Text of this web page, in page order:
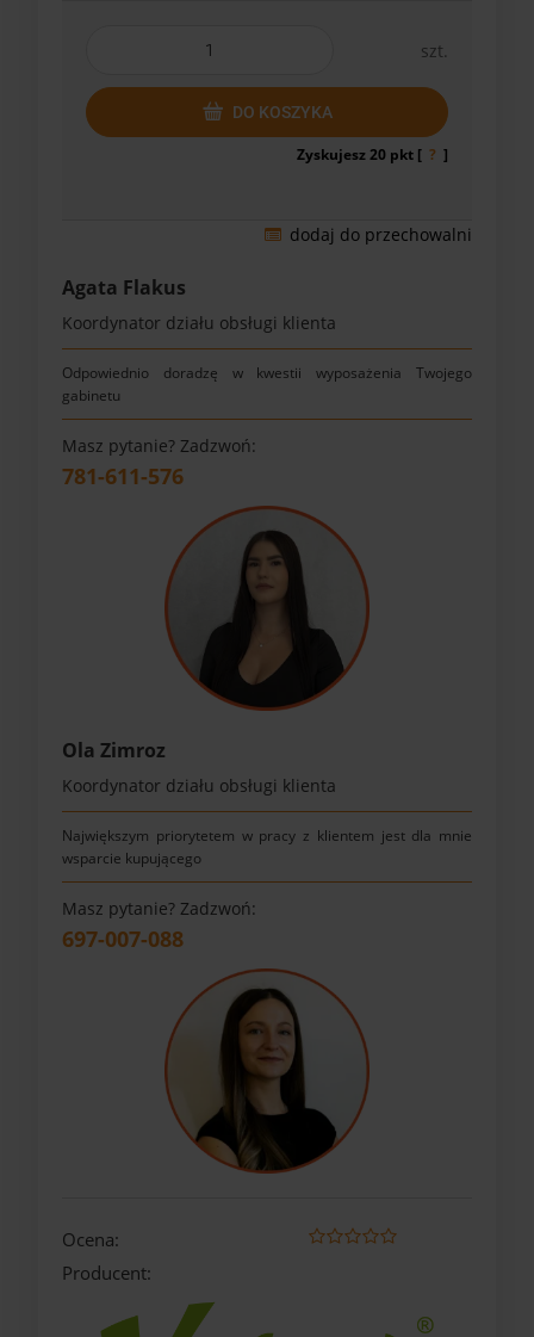
szt.
DO KOSZYKA
Zyskujesz20 pkt [ ? ]
dodaj do przechowalni
Agata Flakus
Koordynator działu obsługi klienta
Odpowiednio doradzę w kwestii wyposażenia Twojego
gabinetu
Masz pytanie? Zadzwoń:
781-611-576
Ola Zimroz
Koordynator działu obsługi klienta
Największym priorytetem w pracy z klientem jest dla mnie
wsparcie kupującego
Masz pytanie? Zadzwoń:
697-007-088
Ocena:
Producent: